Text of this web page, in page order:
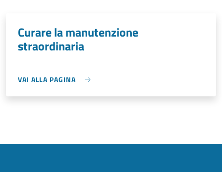
Curare la manutenzione
straordinaria
VAI ALLA PAGINA